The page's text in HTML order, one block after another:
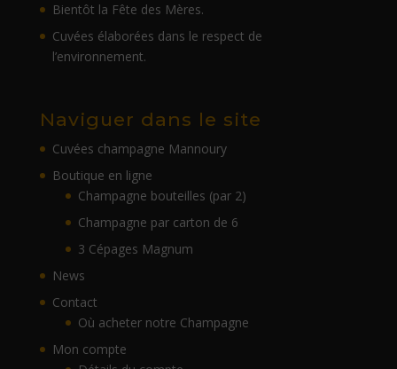
Bientôt la Fête des Mères.
Cuvées élaborées dans le respect de
l’environnement.
Naviguer dans le site
Cuvées champagne Mannoury
Boutique en ligne
Champagne bouteilles (par 2)
Champagne par carton de 6
3 Cépages Magnum
News
Contact
Où acheter notre Champagne
Mon compte